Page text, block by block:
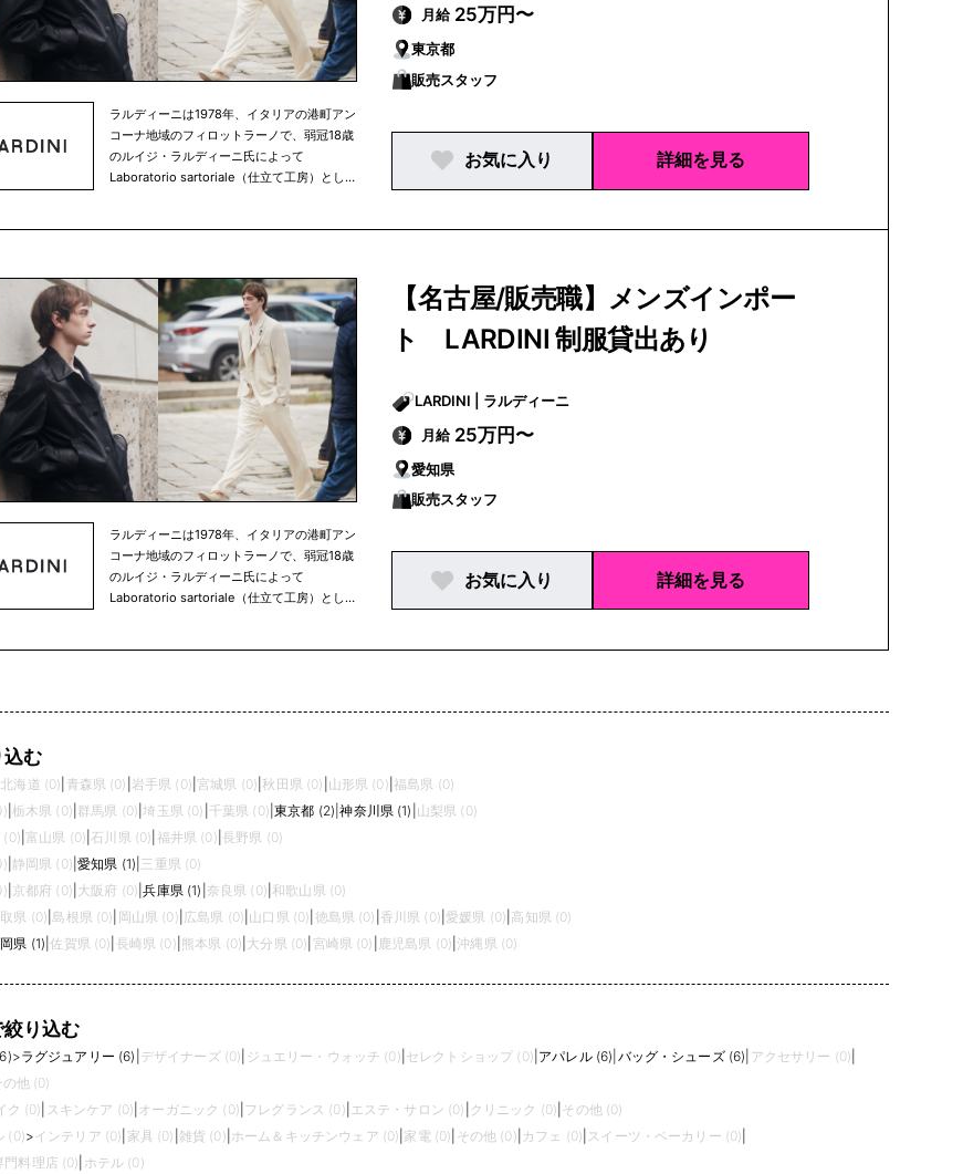
注意を払うことで生まれる多様性のあるスタ
イル。イタリアに息衝く伝統的なサルトリア
技術をベースに、着丈の長短、袖のプロポー
ション、ラぺルや前合わせのバランス、芯地
チ、ひとつひとつのディテールの組み合わせ
が新しい表情、新しいスタイル、そして常に
新鮮なラルディーニの世界を創り出していま
す。 そして、もうひとつの特徴は厳選された
ィング、ストレッチ、撥水などの表面加工、
衣服というキャンバスに様々なタッチや技
巧、多彩な色で多種多様な表情を描きスタイ
ルの可能性を拡げています。
ラルディーニは1978年、イタリアの港町アン
コーナ地域のフィロットラーノで、弱冠18歳
のルイジ・ラルディーニ氏によって
Laboratorio sartoriale（仕立て工房）とし
技術の向上と、時代の空気感を捉える感性が
育まれ、1998年に最初のオリジナルブラン
ド”LARDINI” のメンズコレクションがワーク
ショップから登場しました。 厳格さ、高品質
の仕立て、そして純粋で流麗なエレガンスは
ラルディーニの重要な要素です。 おおきな特
徴のひとつは、細部のディテールに細やかな
注意を払うことで生まれる多様性のあるスタ
イル。イタリアに息衝く伝統的なサルトリア
技術をベースに、着丈の長短、袖のプロポー
ション、ラぺルや前合わせのバランス、芯地
チ、ひとつひとつのディテールの組み合わせ
が新しい表情、新しいスタイル、そして常に
新鮮なラルディーニの世界を創り出していま
す。 そして、もうひとつの特徴は厳選された
月給 25万円〜
東京都
販売スタッフ
お気に入り 詳細を見る
ラルディーニは1978年、イタリアの港町アン
コーナ地域のフィロットラーノで、弱冠18歳
のルイジ・ラルディーニ氏によって
Laboratorio sartoriale（仕立て工房）とし
の仕立て、そして純粋で流麗なエレガンスは
ラルディーニの重要な要素です。 おおきな特
徴のひとつは、細部のディテールに細やかな
注意を払うことで生まれる多様性のあるスタ
イル。イタリアに息衝く伝統的なサルトリア
技術をベースに、着丈の長短、袖のプロポー
ション、ラぺルや前合わせのバランス、芯地
の厚みや柔軟性、ステッチのカラーやピッ
チ、ひとつひとつのディテールの組み合わせ
ミックスファブリックなどの革新的でオリジ
ます。製品洗い、製品染め、ハンドペインテ
ィング、ストレッチ、撥水などの表面加工、
衣服というキャンバスに様々なタッチや技
巧、多彩な色で多種多様な表情を描きスタイ
【名古屋/販売職】メンズインポー
ト LARDINI 制服貸出あり
LARDINI | ラルディーニ
月給 25万円〜
愛知県
販売スタッフ
お気に入り 詳細を見る
込む
北海道 (0) 青森県 (0) 岩手県 (0) |宮城県 (0) |秋田県 (0) 山形県 (0) 福島県 (0)
栃木県 (0) 群馬県 (0) |埼玉県 (0) 千葉県 (0) |東京都 (2) |神奈川県 (1) 山梨県 (0)
(0) |富山県 (0) 石川県 (0) 福井県 (0) 長野県 (0)
静岡県 (0) |愛知県 (1) 三重県 (0)
京都府 (0) 大阪府 (0) |兵庫県 (1) 奈良県 (0) |和歌山県 (0)
県 (0) |島根県 (0) 岡山県 (0) 広島県 (0) 山口県 (0) 徳島県 (0) 香川県 (0) |愛媛県 (0) 高知県 (0)
県 (1) |佐賀県 (0) 長崎県 (0) 熊本県 (0) 大分県 (0) 宮崎県 (0) 鹿児島県 (0) |沖縄県 (0)
絞り込む
>ラグジュアリー (6) デザイナーズ (0) ジュエリー・ウォッチ (0) セレクトショップ (0) アパレル (6) バッグ・シューズ (6) アクセサリー (0)
の他 (0)
ク (0) スキンケア (0) オーガニック (0) フレグランス (0) エステ・サロン (0) クリニック (0) その他 (0)
(0)> インテリア (0) 家具 (0) 雑貨 (0) ホーム＆キッチンウェア (0) 家電 (0) その他 (0) カフェ (0) スイーツ・ベーカリー (0)
門料理店 (0) ホテル (0)